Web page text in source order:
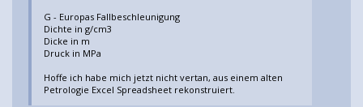
G - Europas Fallbeschleunigung
Dichte in g/cm3
Dicke in m
Druck in MPa
Hoffe ich habe mich jetzt nicht vertan, aus einem alten
Petrologie Excel Spreadsheet rekonstruiert.